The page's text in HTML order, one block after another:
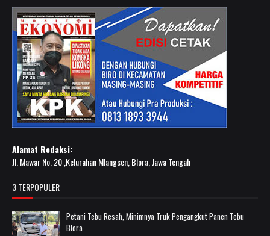
Alamat Redaksi:
Jl. Mawar No. 20 ,Kelurahan Mlangsen, Blora, Jawa Tengah
3 TERPOPULER
Petani Tebu Resah, Minimnya Truk Pengangkut Panen Tebu
Blora